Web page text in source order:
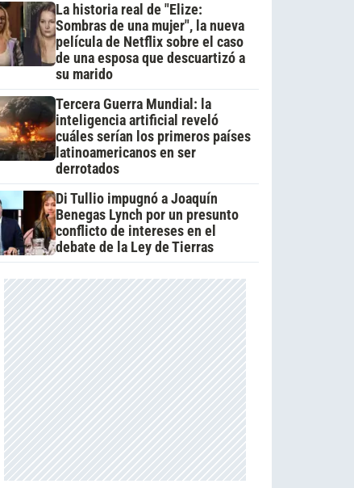
La historia real de "Elize:
Sombras de una mujer", la nueva
película de Netflix sobre el caso
de una esposa que descuartizó a
su marido
Tercera Guerra Mundial: la
inteligencia artificial reveló
cuáles serían los primeros países
latinoamericanos en ser
derrotados
Di Tullio impugnó a Joaquín
Benegas Lynch por un presunto
conflicto de intereses en el
debate de la Ley de Tierras